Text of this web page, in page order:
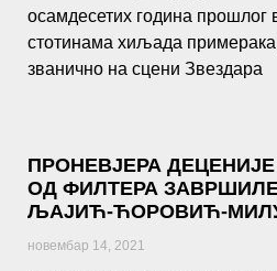
осамдесетих година прошлог
стотинама хиљада
званично на сцени Звездара
ПРОНЕВЈЕРА
ОД ФИЛТЕРА
ЉАЈИЋ-ЋОРОВИЋ-
новембар 14, 2021